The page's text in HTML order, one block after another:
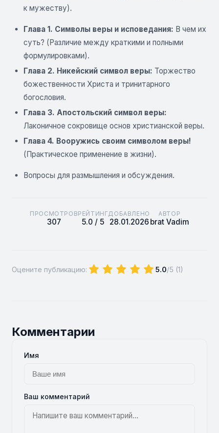
к мужеству).
Глава 1. Символы веры и исповедания: В чем их
суть? (Различие между краткими и полными
формулировками).
Глава 2. Никейский символ веры: Торжество
божественности Христа и тринитарного
богословия.
Глава 3. Апостольский символ веры:
Лаконичное сокровище основ христианской веры.
Глава 4. Вооружись своим символом веры!
(Практическое применение в жизни).
Вопросы для размышления и обсуждения.
ПРОСМОТРОВ
307
РЕЙТИНГ
5.0 / 5
ДОБАВЛЕНО
28.01.2026
АВТОР
brat Vadim
Оцените публикацию: 5.0/5 (1)
Комментарии
Имя
Ваш комментарий